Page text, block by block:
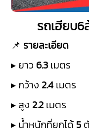
รถเฮียบ
📌 รายละเอียด
▸ ยาว 6.3 เมตร
▸ กว้าง 2.4 เมตร
▸ สูง 2.2 เมตร
▸ น้ำหนักที่ยกได้ 5